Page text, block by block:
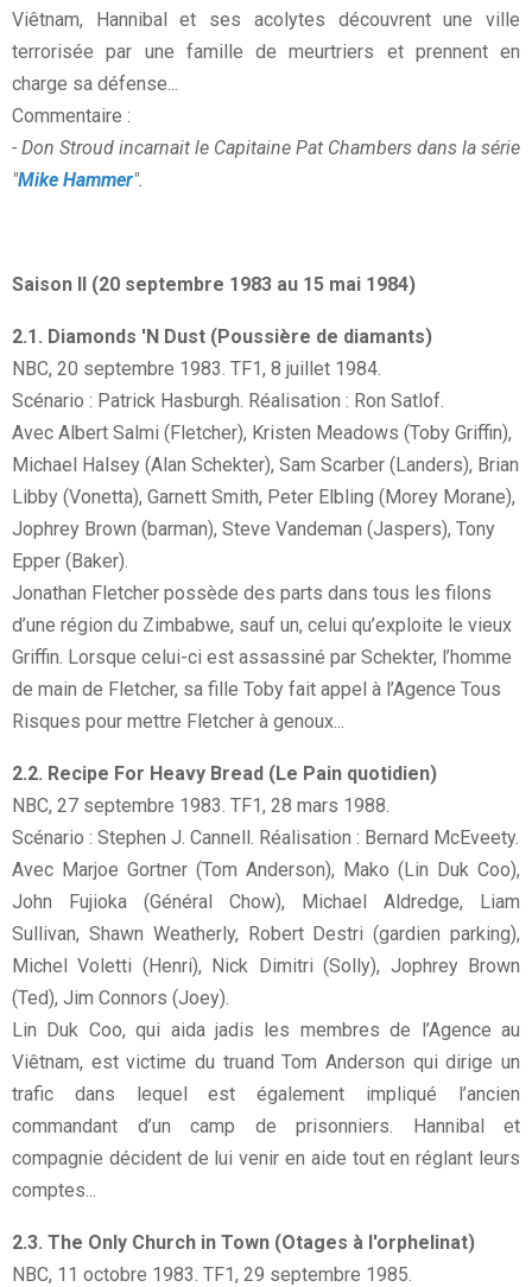
Viêtnam, Hannibal et ses acolytes découvrent une ville
terrorisée par une famille de meurtriers et prennent en
charge sa défense...
Commentaire :
- Don Stroud incarnait le Capitaine Pat Chambers dans la série
"Mike Hammer".
Saison II (20 septembre 1983 au 15 mai 1984)
2.1. Diamonds 'N Dust (Poussière de diamants)
NBC, 20 septembre 1983. TF1, 8 juillet 1984.
Scénario : Patrick Hasburgh. Réalisation : Ron Satlof.
Avec Albert Salmi (Fletcher), Kristen Meadows (Toby Griffin),
Michael Halsey (Alan Schekter), Sam Scarber (Landers), Brian
Libby (Vonetta), Garnett Smith, Peter Elbling (Morey Morane),
Jophrey Brown (barman), Steve Vandeman (Jaspers), Tony
Epper (Baker).
Jonathan Fletcher possède des parts dans tous les filons
d’une région du Zimbabwe, sauf un, celui qu’exploite le vieux
Griffin. Lorsque celui-ci est assassiné par Schekter, l’homme
de main de Fletcher, sa fille Toby fait appel à l’Agence Tous
Risques pour mettre Fletcher à genoux...
2.2. Recipe For Heavy Bread (Le Pain quotidien)
NBC, 27 septembre 1983. TF1, 28 mars 1988.
Scénario : Stephen J. Cannell. Réalisation : Bernard McEveety.
Avec Marjoe Gortner (Tom Anderson), Mako (Lin Duk Coo),
John Fujioka (Général Chow), Michael Aldredge, Liam
Sullivan, Shawn Weatherly, Robert Destri (gardien parking),
Michel Voletti (Henri), Nick Dimitri (Solly), Jophrey Brown
(Ted), Jim Connors (Joey).
Lin Duk Coo, qui aida jadis les membres de l’Agence au
Viêtnam, est victime du truand Tom Anderson qui dirige un
trafic dans lequel est également impliqué l’ancien
commandant d’un camp de prisonniers. Hannibal et
compagnie décident de lui venir en aide tout en réglant leurs
comptes...
2.3. The Only Church in Town (Otages à l'orphelinat)
NBC, 11 octobre 1983. TF1, 29 septembre 1985.